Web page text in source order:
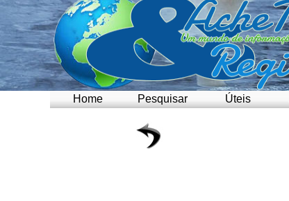
Home Pesquisar Úteis